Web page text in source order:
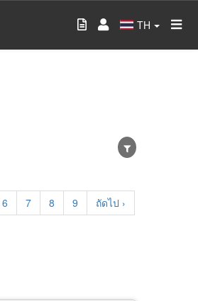
TH
Page
6 Page
7 Page
8 Page
9
Next
page
ถัดไป ›